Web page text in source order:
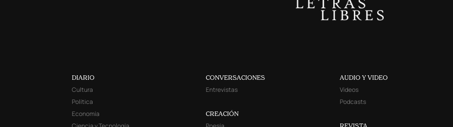
DIARIO
Cultura
Política
Economía
CONVERSACIONES
Entrevistas
CREACIÓN
AUDIO Y VIDEO
Videos
Podcasts